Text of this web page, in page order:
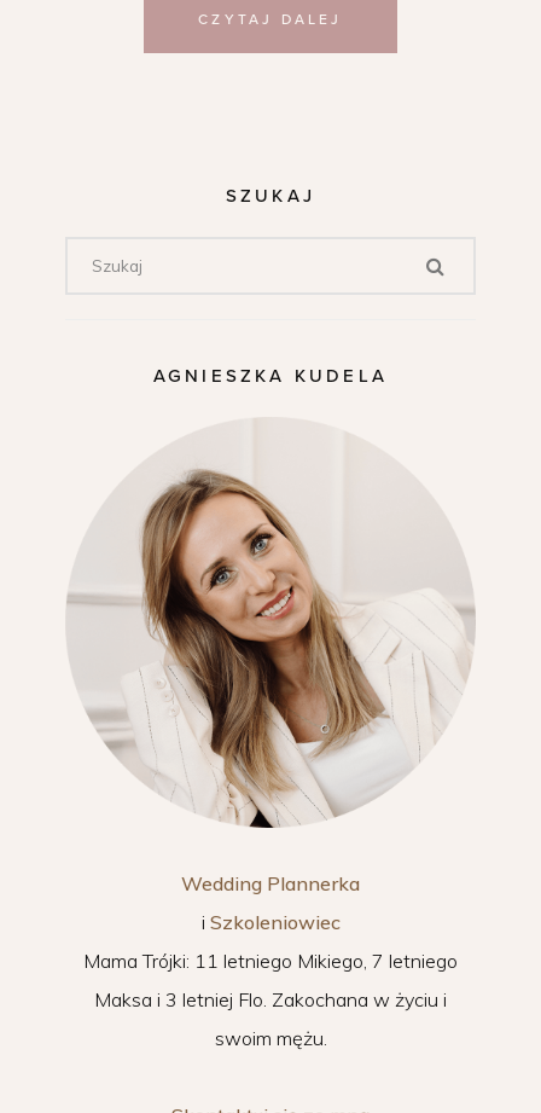
CZYTAJ DALEJ
SZUKAJ
AGNIESZKA KUDELA
Wedding Plannerka
i Szkoleniowiec
Mama Trójki: 11 letniego Mikiego, 7 letniego
Maksa i 3 letniej Flo. Zakochana w życiu i
swoim mężu.